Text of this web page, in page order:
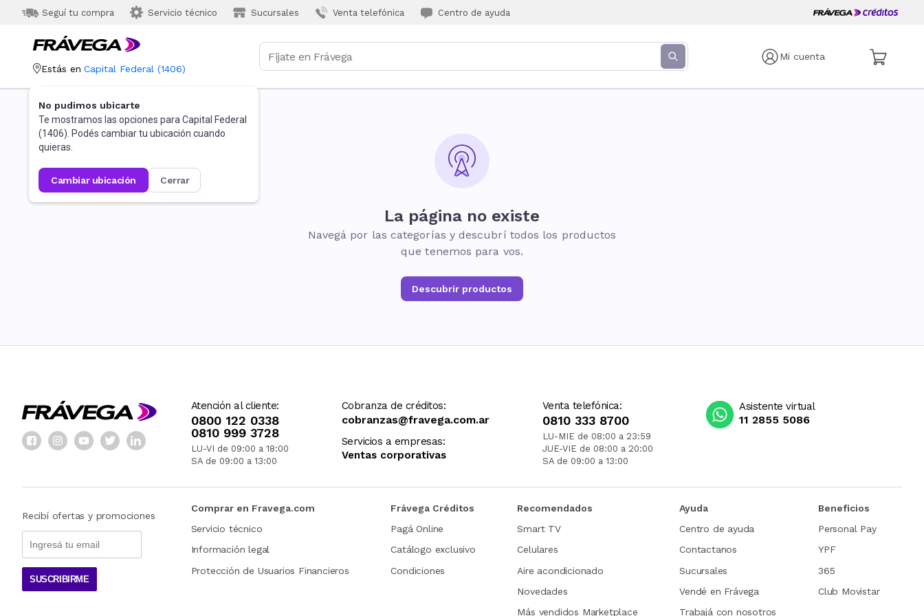
Seguí tu compra Servicio técnico Sucursales Venta telefónica Centro de ayuda
Mi cuenta
Estás en Capital Federal (1406)
No pudimos ubicarte
Te mostramos las opciones para Capital Federal
(1406). Podés cambiar tu ubicación cuando
quieras.
cambiar ubicación cerrar
La página no existe
Navegá por las categorías y descubrí todos los productos
que tenemos para vos.
Descubrir productos
Atención al cliente:
0800 122 0338
0810 999 3728
LU-VI de 09:00 a 18:00
SA de 09:00 a 13:00
Cobranza de créditos:
cobranzas@fravega.com.ar
Servicios a empresas:
Ventas corporativas
Venta telefónica:
0810 333 8700
LU-MIE de 08:00 a 23:59
JUE-VIE de 08:00 a 20:00
SA de 09:00 a 13:00
Asistente virtual
11 2855 5086
Recibí ofertas y promociones
SUSCRIBIRME
Comprar en Fravega.com
Servicio técnico
Información legal
Protección de Usuarios Financieros
Frávega Créditos
Pagá Online
Catálogo exclusivo
Condiciones
Recomendados
Smart TV
Celulares
Aire acondicionado
Novedades
Más vendidos Marketplace
Ayuda
Centro de ayuda
Contactanos
Sucursales
Vendé en Frávega
Trabajá con nosotros
Beneficios
Personal Pay
YPF
365
Club Movistar